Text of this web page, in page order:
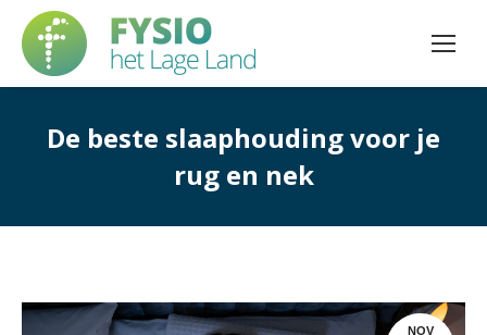
De beste slaaphouding voor je
rug en nek
NOV